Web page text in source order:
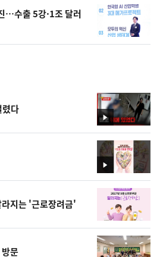
…수출 5강·1조 달러
영
상
다
영
상
지는 '근로장려금'
문